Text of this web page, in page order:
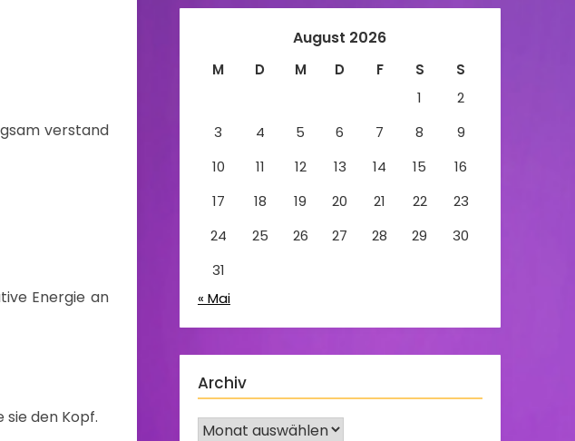
verstand
Energie an
sie den Kopf.
August 2026
M D M D F S
S
1
2
3
4 5 6 7 8
9
10
11 12 13 14 15
16
17
18 19 20 21 22
23
24
25 26 27 28 29
30
31
« Mai
Archiv